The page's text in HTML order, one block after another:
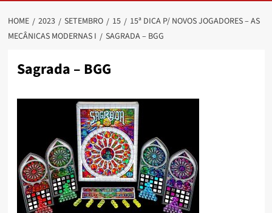
HOME 2023 SETEMBRO 15
15ª DICA P/ NOVOS JOGADORES – AS
MECÂNICAS MODERNAS I
SAGRADA – BGG
Sagrada – BGG